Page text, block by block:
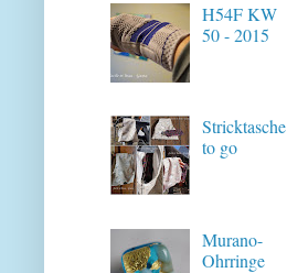
H54F KW
50 - 2015
Stricktasche
to go
Murano-
Ohrringe